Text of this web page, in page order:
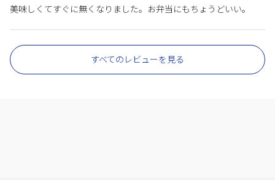
美味しくてすぐに無くなりました。お弁当にもちょうどいい。
すべてのレビューを見る